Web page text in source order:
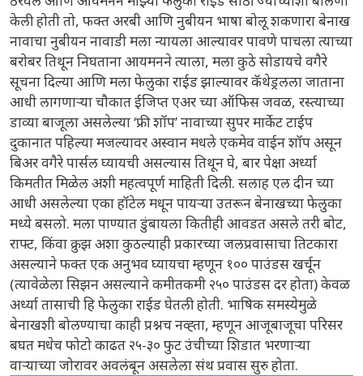
केली होती तो, फक्त अरबी आणि नुबीयन भाषा बोलू शकणारा बेनाख
नावाचा नुबीयन नावाडी मला न्यायला आल्यावर पावणे पाचला त्याच्या
बरोबर तिथून निघताना आयमनने त्याला, मला कुठे सोडायचे वगैरे
सूचना दिल्या आणि मला फेलुका राईड झाल्यावर कॅथेड्रलला जाताना
आधी लागणाऱ्या चौकात ईजिप्त एअर च्या ऑफिस जवळ, रस्त्याच्या
डाव्या बाजूला असलेल्या ‘फ्री शॉप’ नावाच्या सुपर मार्केट टाईप
दुकानात पहिल्या मजल्यावर अस्वान मधले एकमेव वाईन शॉप असून
बिअर वगैरे पार्सल घ्यायची असल्यास तिथून घे, बार पेक्षा अर्ध्या
किमतीत मिळेल अशी महत्वपूर्ण माहिती दिली. सलाह एल दीन च्या
आधी असलेल्या एका हॉटेल मधून पायऱ्या उतरून बेनाखच्या फेलुका
मध्ये बसलो. मला पाण्यात डुंबायला कितीही आवडत असले तरी बोट,
राफ्ट, किंवा क्रुझ अशा कुठल्याही प्रकारच्या जलप्रवासाचा तिटकारा
असल्याने फक्त एक अनुभव घ्यायचा म्हणून १०० पाउंडस खर्चून
(त्यावेळेला सिझन असल्याने कमीतकमी २५० पाउंडस दर होता) केवळ
अर्ध्या तासाची हि फेलुका राईड घेतली होती. भाषिक समस्येमुळे
बेनाखशी बोलण्याचा काही प्रश्नच नव्ह्ता, म्हणून आजूबाजूचा परिसर
बघत मधेच फोटो काढत २५-३० फुट उंचीच्या शिडात भरणाऱ्या
वाऱ्याच्या जोरावर अवलंबून असलेला संथ प्रवास सुरु होता.